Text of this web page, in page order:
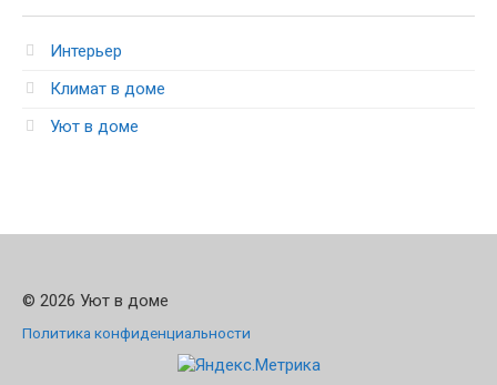
Интерьер
Климат в доме
Уют в доме
© 2026 Уют в доме
Политика конфиденциальности